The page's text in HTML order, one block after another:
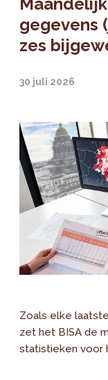
gegevens
zes
30 juli 2026
Zoals elke
zet het BISA de
statistieken voor